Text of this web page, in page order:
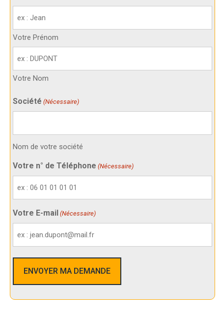
identité
(Nécessaire)
Votre Prénom
Votre Nom
Société (Nécessaire)
Nom de votre société
Votre n° de Téléphone (Nécessaire)
Votre E-mail (Nécessaire)